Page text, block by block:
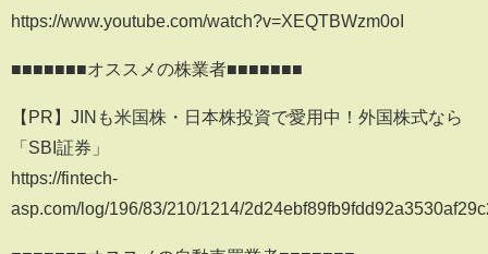
https://www.youtube.com/watch?v=XEQTBWzm0oI
■■■■■■■オススメの株業者■■■■■■■
【PR】JINも米国株・日本株投資で愛用中！外国株式なら
「SBI証券」
https://fintech-
asp.com/log/196/83/210/1214/